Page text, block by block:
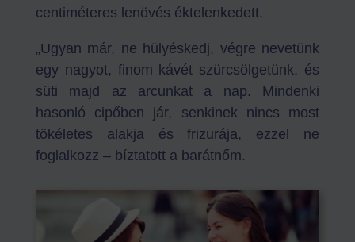
centiméteres lenövés éktelenkedett.
„Ugyan már, ne hülyéskedj, végre nevetünk
egy nagyot, finom kávét szürcsölgetünk, és
süti majd az arcunkat a nap. Mindenki
hasonló cipőben jár, senkinek nincs most
tökéletes alakja és frizurája, ezzel ne
foglalkozz – bíztatott a barátnőm.